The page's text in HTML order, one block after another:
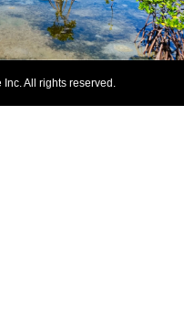
All rights reserved.